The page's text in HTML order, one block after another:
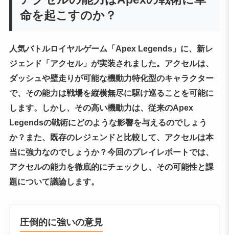
命を起こすのか？
人気バトルロイヤルゲーム「Apex Legends」に、新レ
ジェンド「アクセル」が実装されました。アクセルは、
ダッシュや壁走りが可能な機動力特化型のキャラクター
で、その能力は戦場を縦横無尽に駆け巡ることを可能に
します。しかし、その高い機動力は、従来のApex
Legendsの戦術にどのような影響を与えるのでしょう
か？また、既存のレジェンドと比較して、アクセルは本
当に強力なのでしょうか？今回のプレイレポートでは、
アクセルの能力を徹底的にチェックし、その可能性と課
題について議論します。
圧倒的に強いの意見